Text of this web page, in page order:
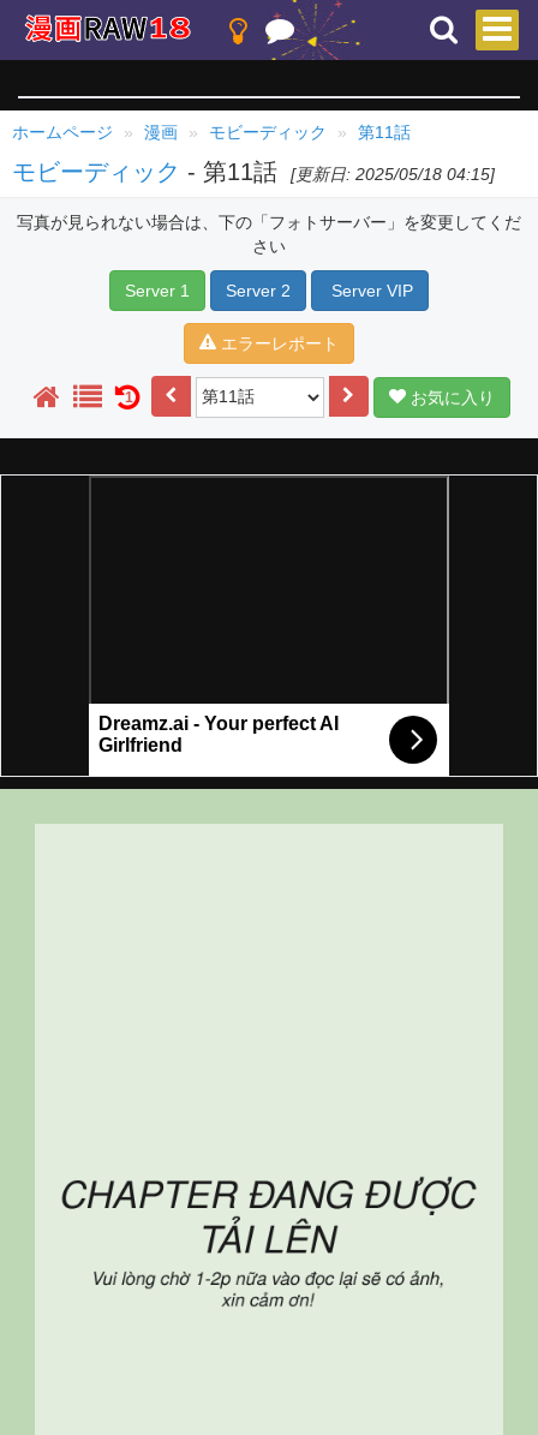
ホームページ 漫画 モビーディック 第11話
モビーディック - 第11話 [更新日: 2025/05/18 04:15]
写真が見られない場合は、下の「フォトサーバー」を変更してくだ
さい
Server 1 Server 2 Server VIP
エラーレポート
1 お気に入り